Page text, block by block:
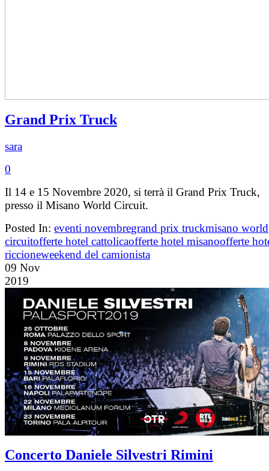
Grand Prix Truck
sara
0
Il 14 e 15 Novembre 2020, si terrà il Grand Prix Truck,
presso il Misano World Circuit.
Posted In: eventi novembregrand prix truckmisano world
circuitofferte hotel cattolicaofferte hotel misanoofferte
riccioneweekend del camionista
09 Nov
2019
Concerto Daniele Silvestri Rimini